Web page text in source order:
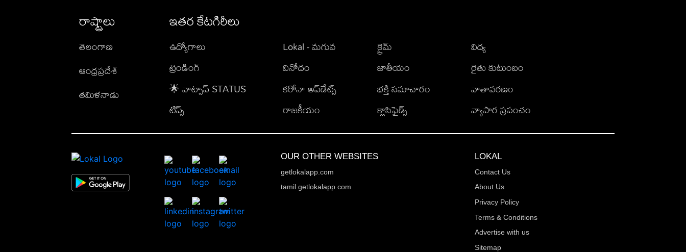
రాష్ట్రాలు
తెలంగాణ
ఆంధ్రప్రదేశ్
తమిళనాడు
ఇతర కేటగిరీలు
ఉద్యోగాలు
ట్రెండింగ్
🌟 వాట్సాప్ STATUS
టిప్స్
Lokal - మగువ
వినోదం
కరోనా అప్‌డేట్స్
రాజకీయం
క్రైమ్
జాతీయం
భక్తి సమాచారం
క్లాసిఫైడ్స్
విద్య
రైతు కుటుంబం
వాతావరణం
వ్యాపార ప్రపంచం
OUR OTHER WEBSITES
getlokalapp.com
tamil.getlokalapp.com
LOKAL
Contact Us
About Us
Privacy Policy
Terms & Conditions
Advertise with us
Sitemap